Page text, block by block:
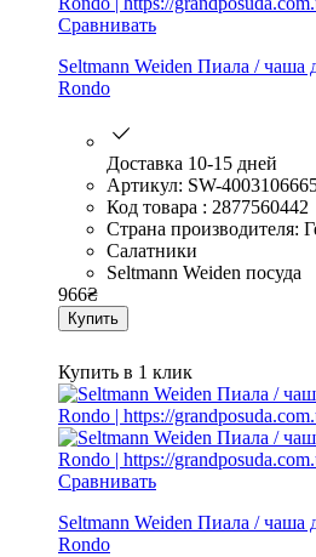
Сравнивать
Seltmann Weiden Пиала / чаша
Rondo
Доставка 10-15 дней
Артикул: SW-
Код товара : 2877560442
Страна производителя:
Салатники
Seltmann Weiden посуда
966₴
Купить
Купить в 1 клик
Сравнивать
Seltmann Weiden Пиала / чаша
Rondo